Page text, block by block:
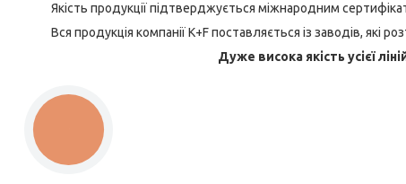
Якість продукції підтверджується міжнародним
Вся продукція компанії K+F поставляється із заводів, які
Дуже висока якість усієї